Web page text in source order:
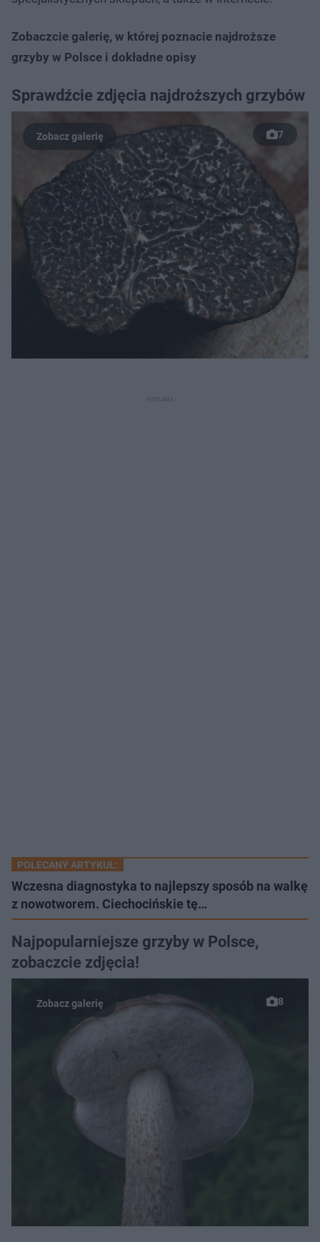
Zobaczcie galerię, w której poznacie najdroższe
grzyby w Polsce i dokładne opisy
Sprawdźcie zdjęcia najdroższych grzybów
7
POLECANY ARTYKUŁ:
Wczesna diagnostyka to najlepszy sposób na walkę
z nowotworem. Ciechocińskie tę…
Najpopularniejsze grzyby w Polsce,
zobaczcie zdjęcia!
8